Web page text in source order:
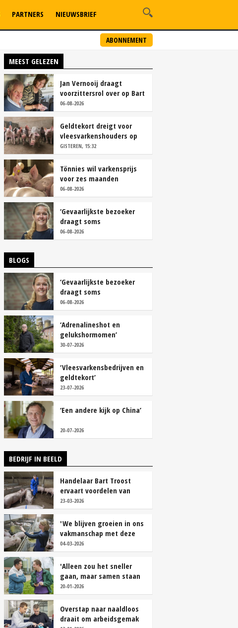
ABONNEMENT
PARTNERS NIEUWSBRIEF
MEEST GELEZEN
Jan Vernooij draagt
voorzittersrol over op Bart
Camps
06-08-2026
Geldtekort dreigt voor
vleesvarkenshouders op
vrije markt
GISTEREN, 15:32
Tönnies wil varkensprijs
voor zes maanden
vastleggen
06-08-2026
‘Gevaarlijkste bezoeker
draagt soms
overschoenen’
06-08-2026
BLOGS
‘Gevaarlijkste bezoeker
draagt soms
overschoenen’
06-08-2026
‘Adrenalineshot en
gelukshormomen’
30-07-2026
‘Vleesvarkensbedrijven en
geldtekort’
23-07-2026
‘Een andere kijk op China’
20-07-2026
BEDRIJF IN BEELD
Handelaar Bart Troost
ervaart voordelen van
coöperatieve voerfusie
23-03-2026
'We blijven groeien in ons
vakmanschap met deze
teamaanpak'
04-03-2026
'Alleen zou het sneller
gaan, maar samen staan
we stukken sterker'
20-01-2026
Overstap naar naaldloos
draait om arbeidsgemak